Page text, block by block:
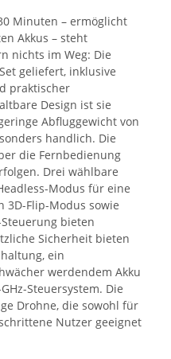
Minuten – ermöglicht
Akkus – steht
nichts im Weg: Die
geliefert, inklusive
praktischer
Design ist sie
Abfluggewicht von
handlich. Die
die Fernbedienung
Drei wählbare
Modus für eine
3D-Flip-Modus sowie
bieten
Sicherheit bieten
ein
werdendem Akku
Steuersystem. Die
Drohne, die sowohl für
Nutzer geeignet